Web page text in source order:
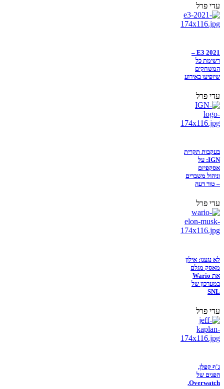
עדי פרל
E3 2021 –
רשימת כל
המשחקים
שיופיעו באירוע
עדי פרל
בעקבות תקרית
IGN: על
אסקפיזם
וניהול משברים
– טור דעה
עדי פרל
לא נגענו: אילון
מאסק מגלם
את Wario
במערכון של
SNL
עדי פרל
ג'ף קפלן,
הפנים של
Overwatch,